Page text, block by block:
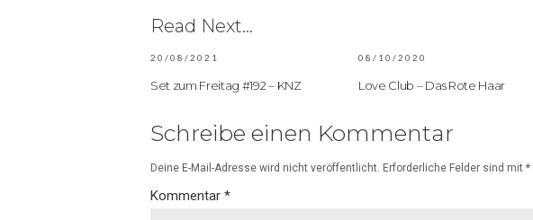
Read Next...
20/08/2021
Set zum Freitag #192 – KNZ
08/10/2020
Love Club – Das Rote Haar
Schreibe einen Kommentar
Deine E-Mail-Adresse wird nicht veröffentlicht. Erforderliche Felder sind mit *
Kommentar *